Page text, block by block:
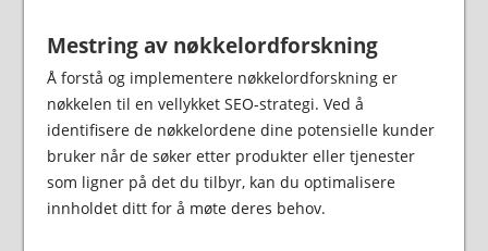
Mestring av nøkkelordforskning
Å forstå og implementere nøkkelordforskning er
nøkkelen til en vellykket SEO-strategi. Ved å
identifisere de nøkkelordene dine potensielle kunder
bruker når de søker etter produkter eller tjenester
som ligner på det du tilbyr, kan du optimalisere
innholdet ditt for å møte deres behov.